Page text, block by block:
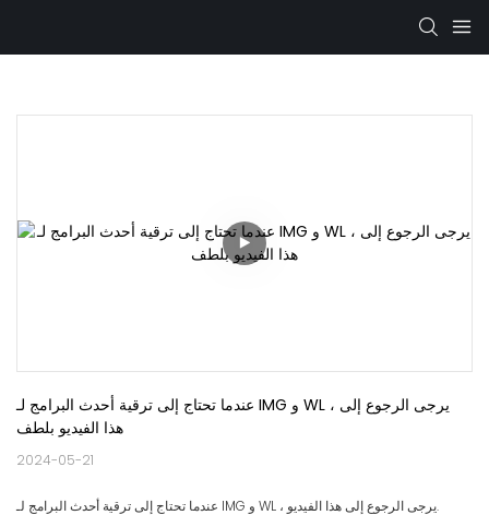
عندما تحتاج إلى ترقية أحدث البرامج لـ IMG و WL ، يرجى الرجوع إلى
هذا الفيديو بلطف
2024-05-21
عندما تحتاج إلى ترقية أحدث البرامج لـ IMG و WL ، يرجى الرجوع إلى هذا الفيديو.